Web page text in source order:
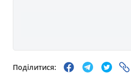
Поділитися: